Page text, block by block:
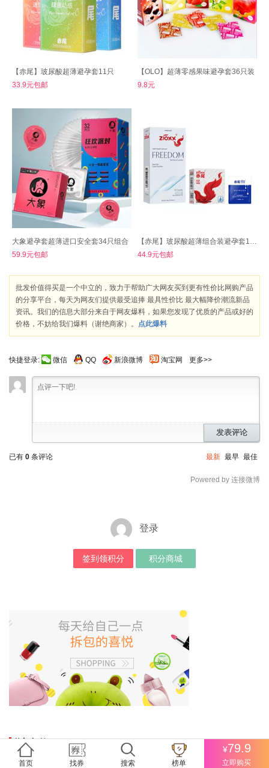
【赤尾】玻尿酸超薄避孕套11只
33.9元包邮
【OLO】超薄零感果味避孕套36只装
9.8元
大象避孕套超薄进口安全套34只组合
59.9元包邮
44.9元包邮
批发价值得买是一个中立的，致力于帮助广大网友买到更有性价比网购产品
的分享平台，每天为网友们提供最受追捧 最具性价比 最大幅降价潮流新品
资讯。我们的信息大部分来自于网友爆料，如果您发现了优质的产品或好的
价格，不妨给我们爆料（谢绝商家）。
点此爆料
快捷登录: 微信 QQ 新浪微博 淘宝网 更多>>
发表评论
已有 0 条评论 最新 最早 最佳
Powered by 连接微博
登录
签到领积分 积分商城
热门标签
I'MINT(53) 中国儿童文学 中学教辅 (89) 传统糕点
首页 找券 搜索 榜单
¥79.9
立即购买